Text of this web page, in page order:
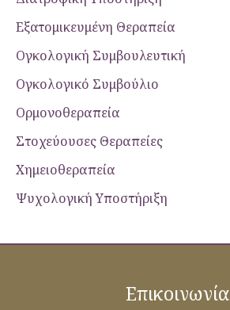
Εξατομικευμένη Θεραπεία
Ογκολογική Συμβουλευτική
Ογκολογικό Συμβούλιο
Ορμονοθεραπεία
Στοχεύουσες Θεραπείες
Χημειοθεραπεία
Ψυχολογική Yποστήριξη
Επικοινωνία